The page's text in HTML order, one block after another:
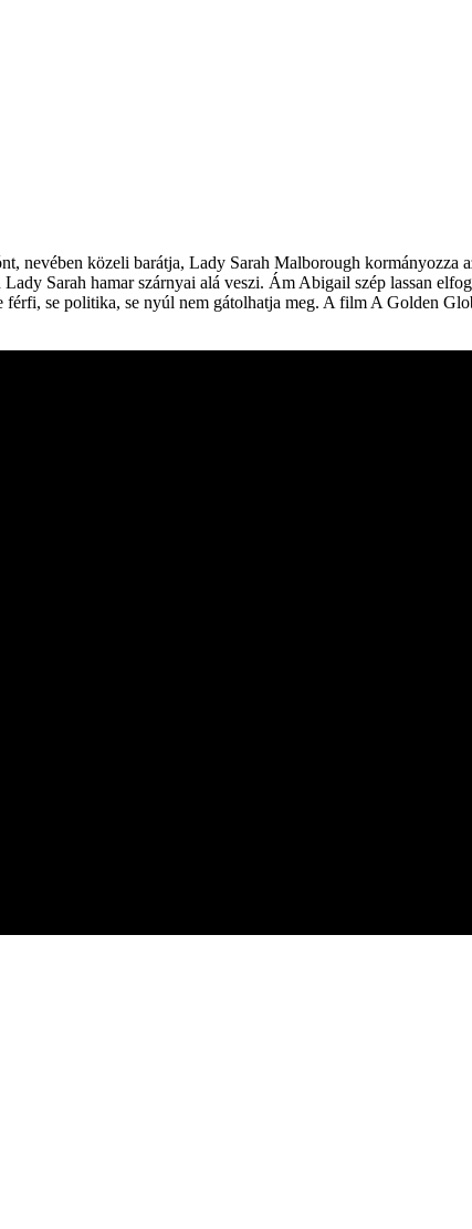
nevében közeli barátja, Lady Sarah Malborough kormányozza
Sarah hamar szárnyai alá veszi. Ám Abigail szép lassan
férfi, se politika, se nyúl nem gátolhatja meg. A film A Golden